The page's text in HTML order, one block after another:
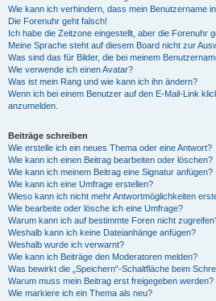
Wie kann ich verhindern, dass mein Benutzername
Die Forenuhr geht falsch!
Ich habe die Zeitzone eingestellt, aber die Forenuhr
Meine Sprache steht auf diesem Board nicht zur
Was sind das für Bilder, die bei meinem
Wie verwende ich einen Avatar?
Was ist mein Rang und wie kann ich ihn ändern?
Wenn ich bei einem Benutzer auf den E-Mail-Link
anzumelden.
Beiträge schreiben
Wie erstelle ich ein neues Thema oder eine Antwort?
Wie kann ich einen Beitrag bearbeiten oder löschen?
Wie kann ich meinem Beitrag eine Signatur anfügen?
Wie kann ich eine Umfrage erstellen?
Wieso kann ich nicht mehr Antwortmöglichkeiten
Wie bearbeite oder lösche ich eine Umfrage?
Warum kann ich auf bestimmte Foren nicht
Weshalb kann ich keine Dateianhänge anfügen?
Weshalb wurde ich verwarnt?
Wie kann ich Beiträge den Moderatoren melden?
Was bewirkt die „Speichern“-Schaltfläche beim
Warum muss mein Beitrag erst freigegeben werden?
Wie markiere ich ein Thema als neu?